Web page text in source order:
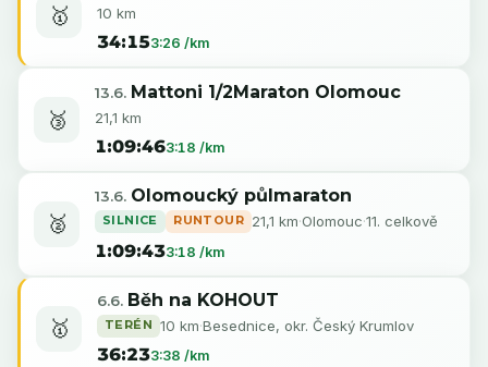
🥇 10 km
34:153:26 /km
🥉
13.6. Mattoni 1/2Maraton Olomouc
21,1 km
1:09:463:18 /km
🥈
13.6. Olomoucký půlmaraton
SILNICE RUNTOUR 21,1 km·Olomouc·11. celkově
1:09:433:18 /km
🥇
6.6. Běh na KOHOUT
TERÉN 10 km·Besednice, okr. Český Krumlov
36:233:38 /km